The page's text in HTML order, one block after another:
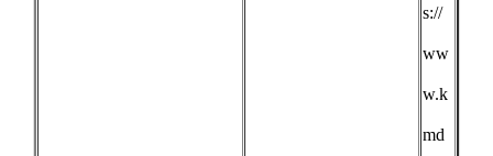
s://
ww
w.k
md